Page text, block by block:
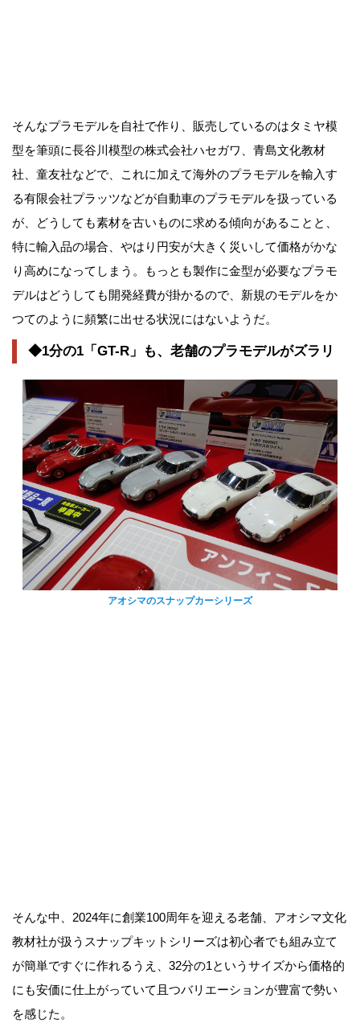
そんなプラモデルを自社で作り、販売しているのはタミヤ模
型を筆頭に長谷川模型の株式会社ハセガワ、青島文化教材
社、童友社などで、これに加えて海外のプラモデルを輸入す
る有限会社プラッツなどが自動車のプラモデルを扱っている
が、どうしても素材を古いものに求める傾向があることと、
特に輸入品の場合、やはり円安が大きく災いして価格がかな
り高めになってしまう。もっとも製作に金型が必要なプラモ
デルはどうしても開発経費が掛かるので、新規のモデルをか
つてのように頻繁に出せる状況にはないようだ。
◆1分の1「GT-R」も、老舗のプラモデルがズラリ
アオシマのスナップカーシリーズ
そんな中、2024年に創業100周年を迎える老舗、アオシマ文化
教材社が扱うスナップキットシリーズは初心者でも組み立て
が簡単ですぐに作れるうえ、32分の1というサイズから価格的
にも安価に仕上がっていて且つバリエーションが豊富で勢い
を感じた。